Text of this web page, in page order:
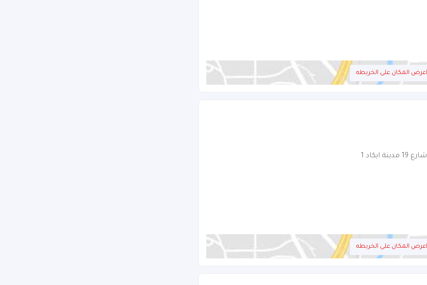
اعرض المكان على الخريطه
1
اعرض المكان على الخريطه